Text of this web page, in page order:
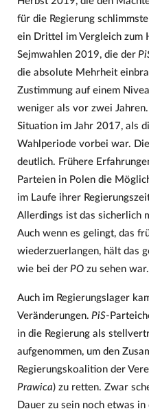
für die Regierung
ein Drittel im Vergleich zum
Sejmwahlen 2019, die der
die absolute Mehrheit
Zustimmung auf einem
weniger als vor zwei
Situation im Jahr 2017, als
Wahlperiode vorbei war.
deutlich. Frühere
Parteien in Polen die
im Laufe ihrer
Allerdings ist das sicherlich
Auch wenn es gelingt, das
wiederzuerlangen, hält das
wie bei derPOzu sehen war.
Auch im Regierungslager
Veränderungen. PiS-
in die Regierung als
aufgenommen, um den
Regierungskoalition der
Prawica) zu retten. Zwar
Dauer zu sein noch etwas